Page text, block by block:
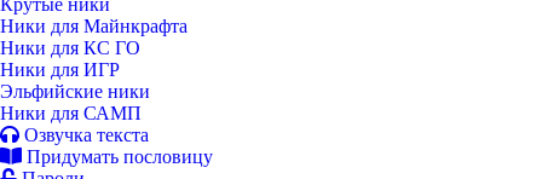
Крутые ники
Ники для Майнкрафта
Ники для КС ГО
Ники для ИГР
Эльфийские ники
Ники для САМП
Озвучка текста
Придумать пословицу